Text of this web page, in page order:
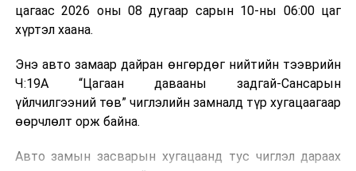
Япон, Герман, Швейцар, Нидерланд, Өмнөд Солонгос
зэрэг улс лаг хатаах, шатаах технологийг ашиглаж
байна. Тухайлбал, Германд лаг шатаах үйлдвэрээс
гарсан үнснээс фосфор сэргээн авах технологи
ашигладаг бол Нидерландад төвлөрсөн лаг
боловсруулах үйлдвэрүүдээр дулаан, цахилгаан
цагаас 2026 оны 08 дугаар сарын 10-ны 06:00 цаг
хүртэл хаана.
Энэ авто замаар дайран өнгөрдөг нийтийн тээврийн
Ч:19А “Цагаан давааны задгай-Сансарын
үйлчилгээний төв” чиглэлийн замналд түр хугацаагаар
өөрчлөлт орж байна.
Авто замын засварын хугацаанд тус чиглэл дараах